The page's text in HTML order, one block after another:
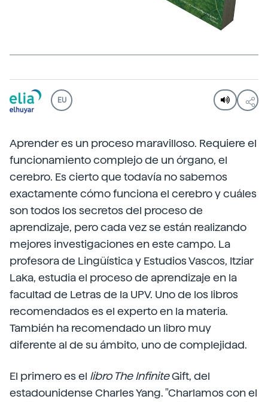
EU
Aprender es un proceso maravilloso. Requiere el
funcionamiento complejo de un órgano, el
cerebro. Es cierto que todavía no sabemos
exactamente cómo funciona el cerebro y cuáles
son todos los secretos del proceso de
aprendizaje, pero cada vez se están realizando
mejores investigaciones en este campo. La
profesora de Lingüística y Estudios Vascos, Itziar
Laka, estudia el proceso de aprendizaje en la
facultad de Letras de la UPV. Uno de los libros
recomendados es el experto en la materia.
También ha recomendado un libro muy
diferente al de su ámbito, uno de complejidad.
El primero es el libro The InfiniteGift, del
estadounidense Charles Yang. "Charlamos con el